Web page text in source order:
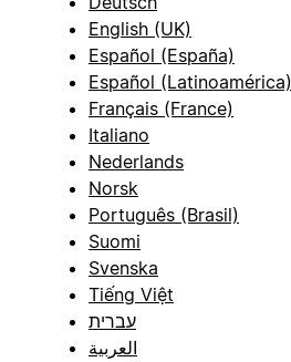
English (UK)
Español (España)
Español (Latinoamérica)
Français (France)
Italiano
Nederlands
Norsk
Português (Brasil)
Suomi
Svenska
Tiếng Việt
עברית
العربية